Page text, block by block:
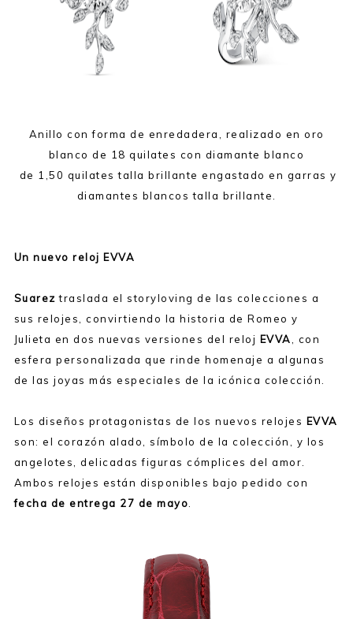
Anillo con forma de enredadera, realizado en oro
blanco de 18 quilates con diamante blanco
de 1,50 quilates talla brillante engastado en garras y
diamantes blancos talla brillante.
Un nuevo reloj EVVA
Suarez traslada el storyloving de las colecciones a
sus relojes, convirtiendo la historia de Romeo y
Julieta en dos nuevas versiones del reloj EVVA, con
esfera personalizada que rinde homenaje a algunas
de las joyas más especiales de la icónica colección.
Los diseños protagonistas de los nuevos relojes EVVA
son: el corazón alado, símbolo de la colección, y los
angelotes, delicadas figuras cómplices del amor.
Ambos relojes están disponibles bajo pedido con
fecha de entrega 27 de mayo.